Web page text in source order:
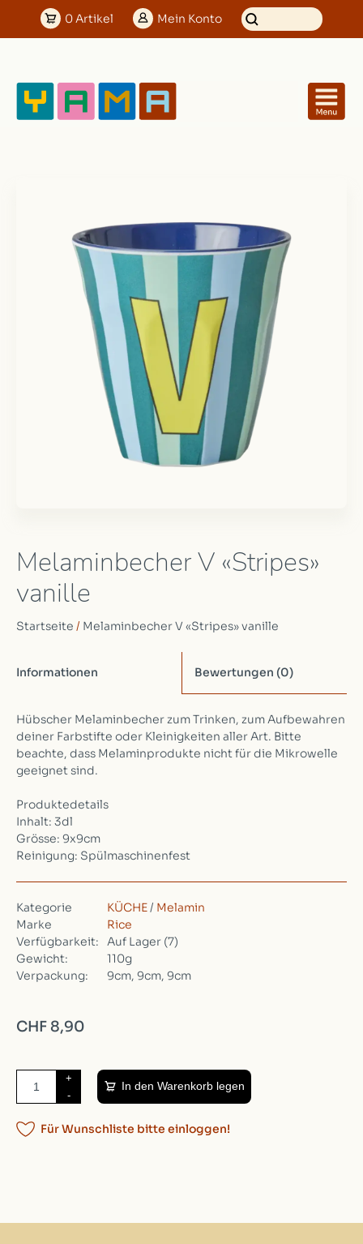
0Artikel Mein Konto
Melaminbecher V «Stripes»
vanille
Startseite / Melaminbecher V «Stripes» vanille
Informationen Bewertungen (0)
Hübscher Melaminbecher zum Trinken, zum Aufbewahren
deiner Farbstifte oder Kleinigkeiten aller Art. Bitte
beachte, dass Melaminprodukte nicht für die Mikrowelle
geeignet sind.
Produktedetails
Inhalt: 3dl
Grösse: 9x9cm
Reinigung: Spülmaschinenfest
Kategorie KÜCHE / Melamin
Marke
Rice
Verfügbarkeit:
Auf Lager (7)
Gewicht:
110g
Verpackung:
9cm, 9cm, 9cm
CHF 8,90
+
-
In den Warenkorb legen
Für Wunschliste bitte einloggen!